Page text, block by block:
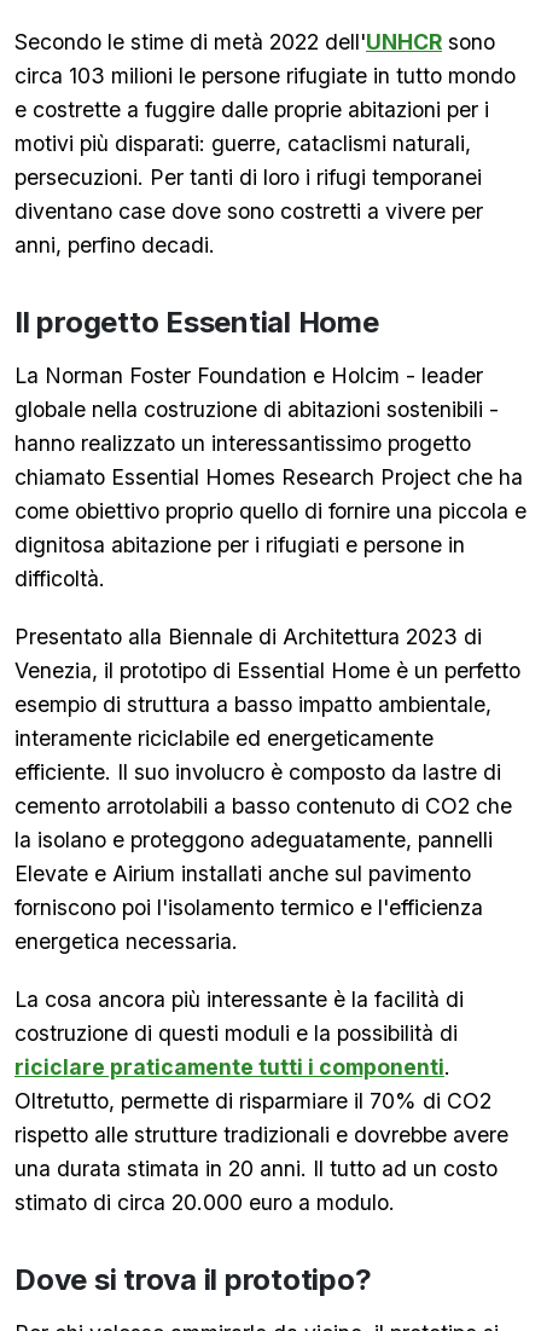
Secondo le stime di metà 2022 dell'UNHCR sono
circa 103 milioni le persone rifugiate in tutto mondo
e costrette a fuggire dalle proprie abitazioni per i
motivi più disparati: guerre, cataclismi naturali,
persecuzioni. Per tanti di loro i rifugi temporanei
diventano case dove sono costretti a vivere per
anni, perfino decadi.
Il progetto Essential Home
La Norman Foster Foundation e Holcim - leader
globale nella costruzione di abitazioni sostenibili -
hanno realizzato un interessantissimo progetto
chiamato Essential Homes Research Project che ha
come obiettivo proprio quello di fornire una piccola e
dignitosa abitazione per i rifugiati e persone in
difficoltà.
Presentato alla Biennale di Architettura 2023 di
Venezia, il prototipo di Essential Home è un perfetto
esempio di struttura a basso impatto ambientale,
interamente riciclabile ed energeticamente
efficiente. Il suo involucro è composto da lastre di
cemento arrotolabili a basso contenuto di CO2 che
la isolano e proteggono adeguatamente, pannelli
Elevate e Airium installati anche sul pavimento
forniscono poi l'isolamento termico e l'efficienza
energetica necessaria.
La cosa ancora più interessante è la facilità di
costruzione di questi moduli e la possibilità di
riciclare praticamente tutti i componenti.
Oltretutto, permette di risparmiare il 70% di CO2
rispetto alle strutture tradizionali e dovrebbe avere
una durata stimata in 20 anni. Il tutto ad un costo
stimato di circa 20.000 euro a modulo.
Dove si trova il prototipo?